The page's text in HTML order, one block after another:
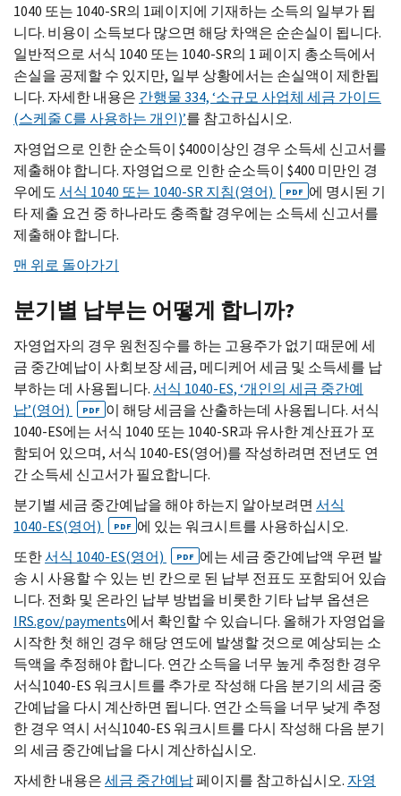
1040 또는 1040-SR의 1페이지에 기재하는 소득의 일부가 됩
니다. 비용이 소득보다 많으면 해당 차액은 순손실이 됩니다.
일반적으로 서식 1040 또는 1040-SR의 1 페이지 총소득에서
손실을 공제할 수 있지만, 일부 상황에서는 손실액이 제한됩
니다. 자세한 내용은 간행물 334, ‘소규모 사업체 세금 가이드
(스케줄C를 사용하는 개인)’를 참고하십시오.
자영업으로 인한 순소득이 $400이상인 경우 소득세 신고서를
제출해야 합니다. 자영업으로 인한 순소득이 $400 미만인 경
우에도서식 1040 또는 1040-SR지침(영어) PDF 에 명시된 기
타 제출 요건 중 하나라도 충족할 경우에는 소득세 신고서를
제출해야 합니다.
맨 위로 돌아가기
분기별 납부는 어떻게 합니까?
자영업자의 경우 원천징수를 하는 고용주가 없기 때문에 세
금 중간예납이 사회보장 세금, 메디케어 세금 및 소득세를 납
부하는 데 사용됩니다.서식 1040-ES,‘개인의 세금 중간예
납’(영어)
PDF 이 해당 세금을 산출하는데 사용됩니다. 서식
1040-ES에는 서식 1040 또는 1040-SR과 유사한 계산표가 포
함되어 있으며, 서식 1040-ES(영어)를 작성하려면 전년도 연
간 소득세 신고서가 필요합니다.
분기별 세금 중간예납을 해야 하는지 알아보려면 서식
1040-ES(영어) PDF 에 있는 워크시트를 사용하십시오.
또한서식 1040-ES(영어) PDF 에는 세금 중간예납액 우편 발
송 시 사용할 수 있는 빈 칸으로 된 납부 전표도 포함되어 있습
니다. 전화 및 온라인 납부 방법을 비롯한 기타 납부 옵션은
IRS.gov/payments에서 확인할 수 있습니다. 올해가 자영업을
시작한 첫 해인 경우 해당 연도에 발생할 것으로 예상되는 소
득액을 추정해야 합니다. 연간 소득을 너무 높게 추정한 경우
서식1040-ES워크시트를 추가로 작성해 다음 분기의 세금 중
간예납을 다시 계산하면 됩니다. 연간 소득을 너무 낮게 추정
한 경우 역시 서식1040-ES워크시트를 다시 작성해 다음 분기
의 세금 중간예납을 다시 계산하십시오.
자세한 내용은세금 중간예납페이지를 참고하십시오. 자영